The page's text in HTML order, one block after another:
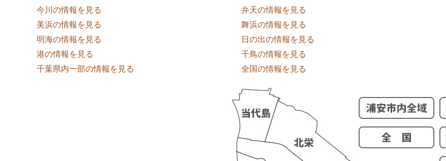
今川の情報を見る
弁天の情報を見る
美浜の情報を見る
舞浜の情報を見る
明海の情報を見る
日の出の情報を見る
港の情報を見る
千鳥の情報を見る
千葉県内一部の情報を見る
全国の情報を見る